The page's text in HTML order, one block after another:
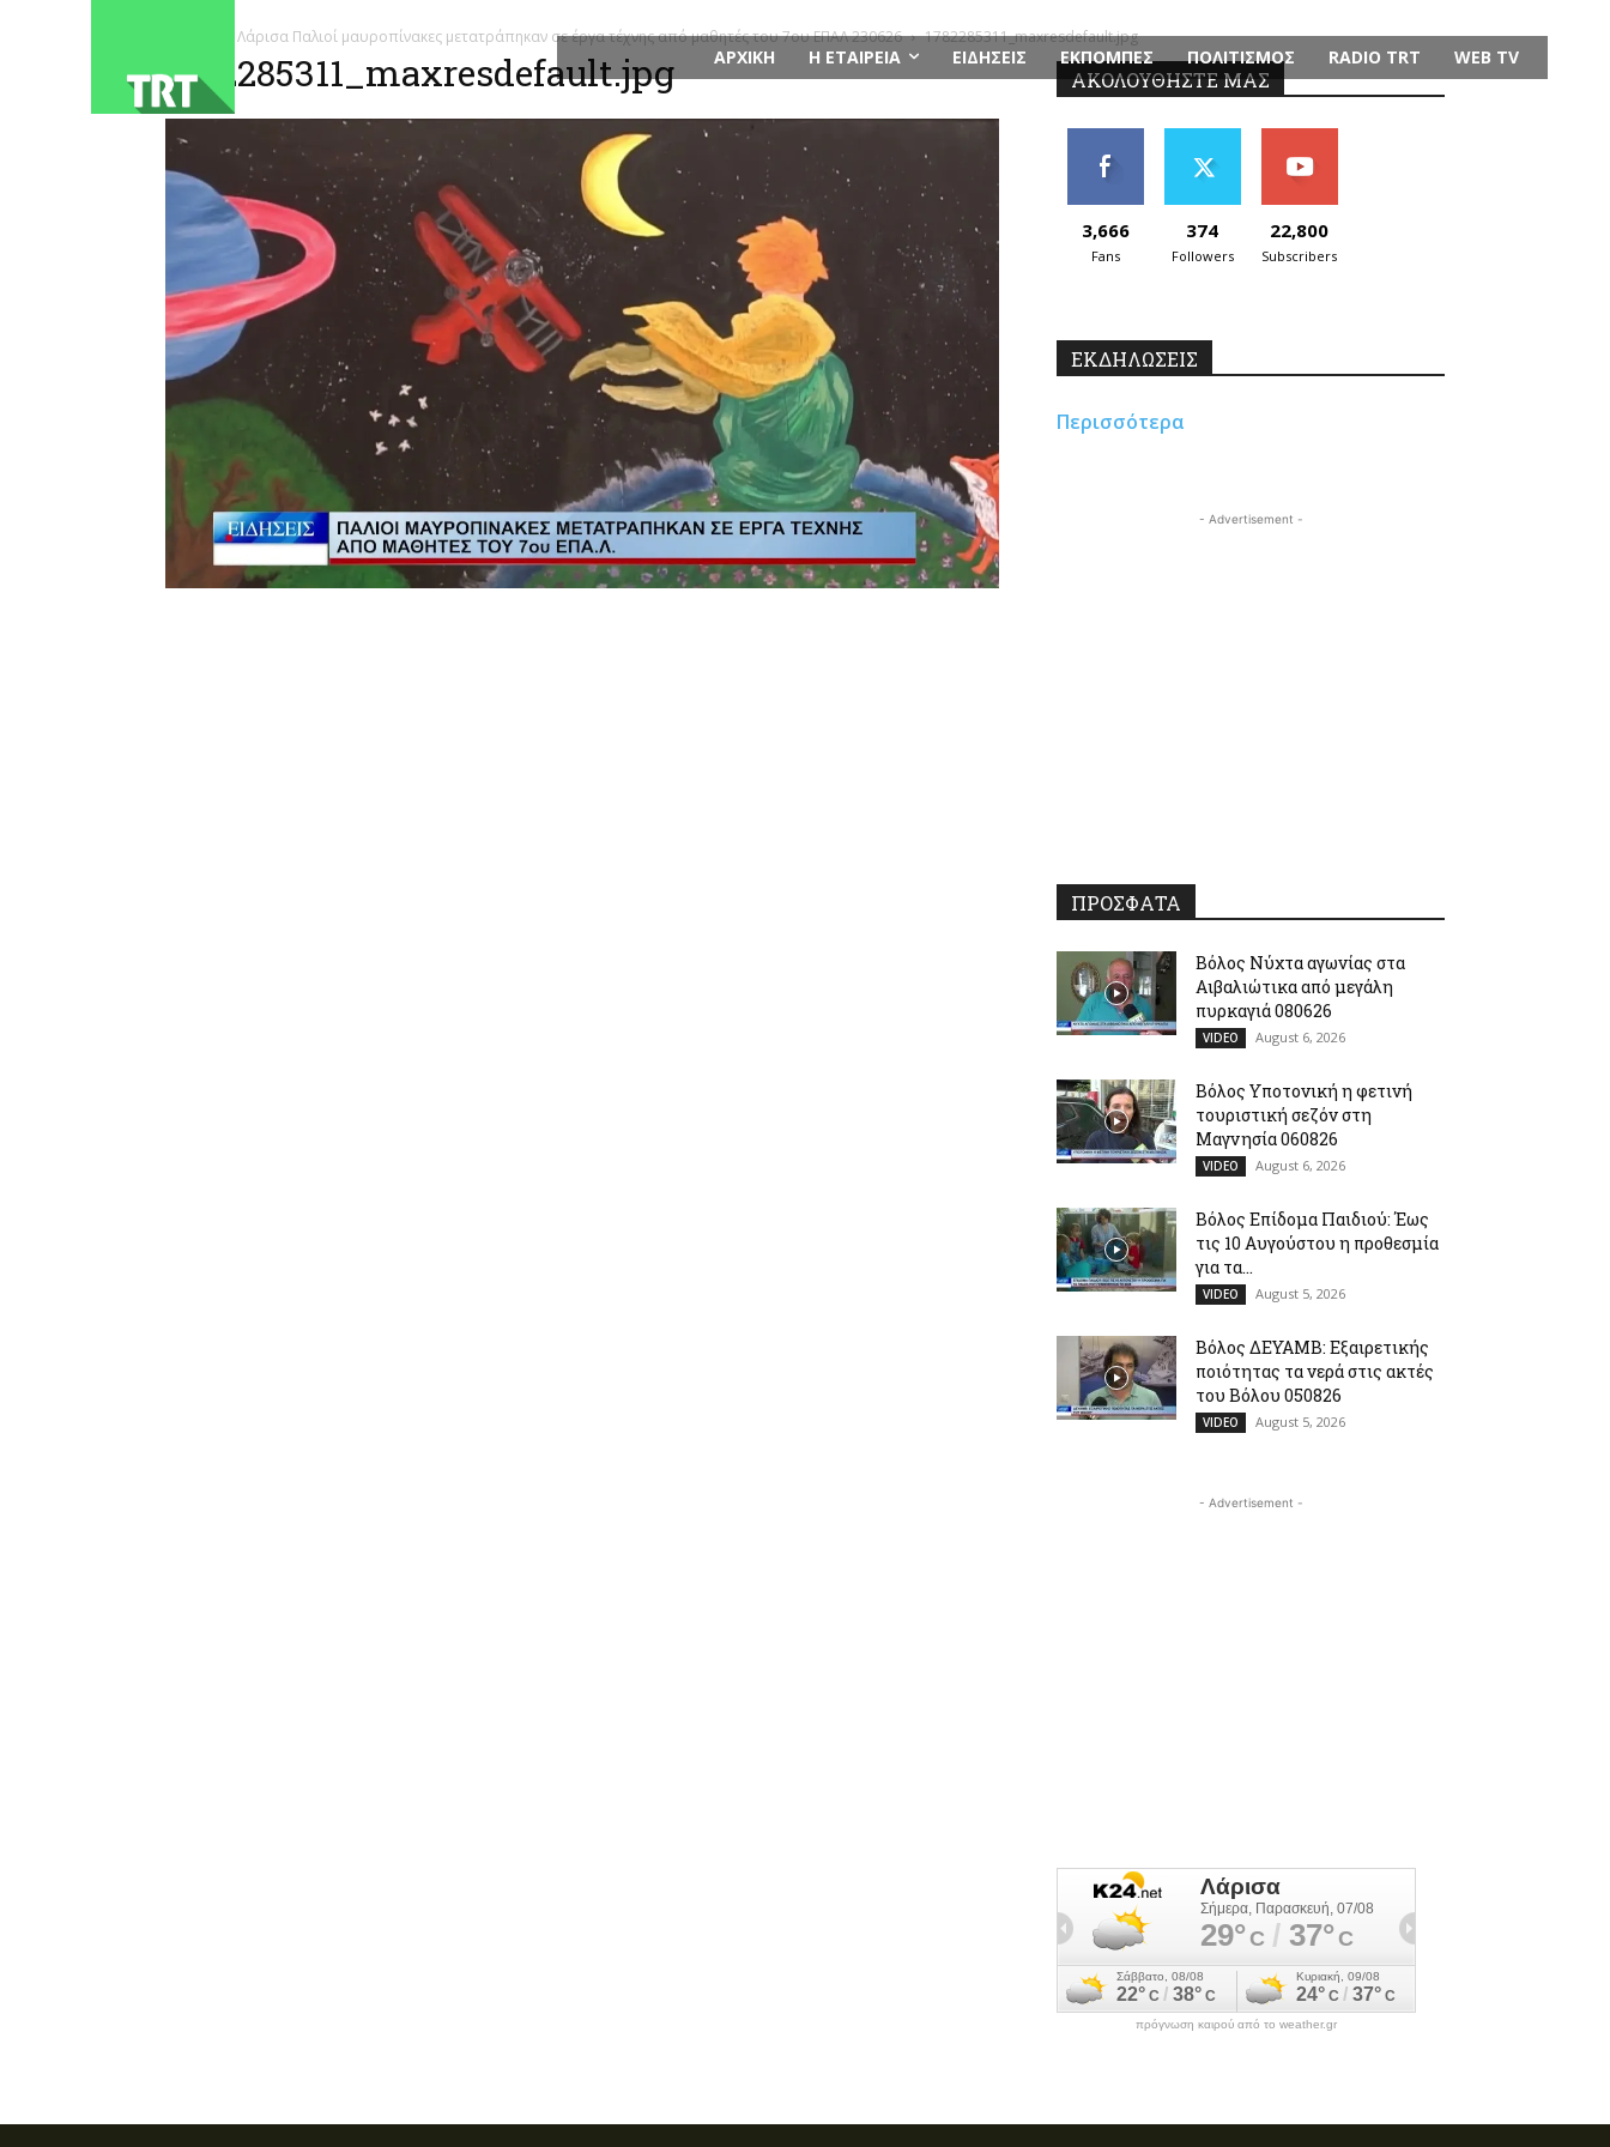
ΑΡΧΙΚΗ Η ΕΤΑΙΡΕΙΑ ΕΙΔΗΣΕΙΣ ΕΚΠΟΜΠΕΣ ΠΟΛΙΤΙΣΜΟΣ RADIO TRT WEB TV
Λάρισα Παλιοί μαυροπίνακες μετατράπηκαν σε έργα τέχνης από μαθητές του 7ου ΕΠΑΛ 230626 1782285311_maxresdefault.jpg
1782285311_maxresdefault.jpg ΑΚΟΛΟΥΘΗΣΤΕ ΜΑΣ
3,666
Fans
374
Followers
22,800
Subscribers
ΕΚΔΗΛΩΣΕΙΣ
Περισσότερα
- Advertisement -
ΠΡΟΣΦΑΤΑ
Βόλος Νύχτα αγωνίας στα
Αιβαλιώτικα από μεγάλη
πυρκαγιά 080626
VIDEO August 6, 2026
Βόλος Υποτονική η φετινή
τουριστική σεζόν στη
Μαγνησία 060826
VIDEO August 6, 2026
Βόλος Επίδομα Παιδιού: Έως
τις 10 Αυγούστου η προθεσμία
για τα...
VIDEO August 5, 2026
Βόλος ΔΕΥΑΜΒ: Εξαιρετικής
ποιότητας τα νερά στις ακτές
του Βόλου 050826
VIDEO August 5, 2026
- Advertisement -
πρόγνωση καιρού από το weather.gr